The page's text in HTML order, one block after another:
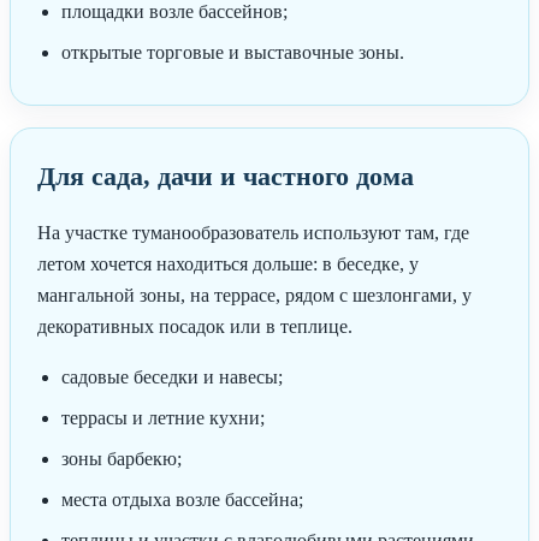
площадки возле бассейнов;
открытые торговые и выставочные зоны.
Для сада, дачи и частного дома
На участке туманообразователь используют там, где
летом хочется находиться дольше: в беседке, у
мангальной зоны, на террасе, рядом с шезлонгами, у
декоративных посадок или в теплице.
садовые беседки и навесы;
террасы и летние кухни;
зоны барбекю;
места отдыха возле бассейна;